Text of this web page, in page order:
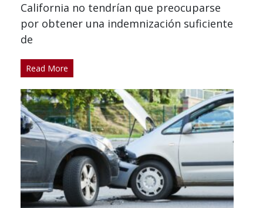
California no tendrían que preocuparse
por obtener una indemnización suficiente
de
Read More